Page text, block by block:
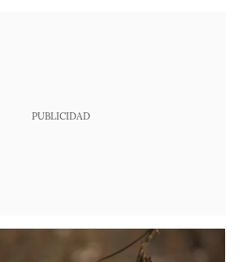
PUBLICIDAD